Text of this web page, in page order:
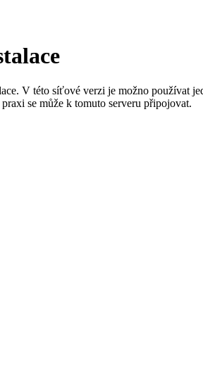
V této síťové verzi je možno používat
se může k tomuto serveru připojovat.